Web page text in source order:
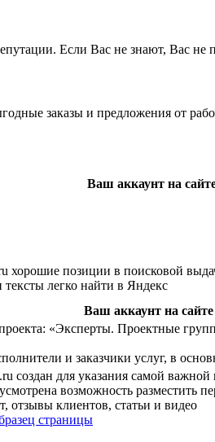
Если Вас не знают, Вас не
заказы и предложения от
Ваш аккаунт на
хорошие позиции в поисковой
легко найти в Яндекс
Ваш аккаунт на
«Эксперты. Проектные
и заказчики услуг, в
создан для указания самой
возможность разместить
отзывы клиентов, статьи и видео
страницы